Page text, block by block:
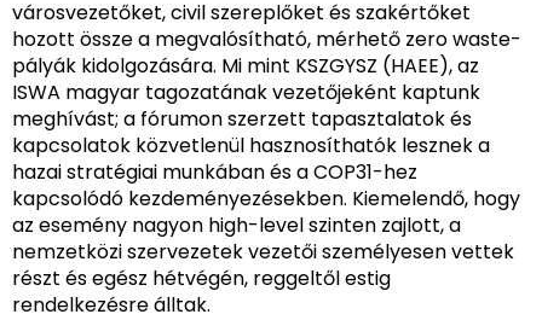
városvezetőket, civil szereplőket és szakértőket
hozott össze a megvalósítható, mérhető zero waste-
pályák kidolgozására. Mi mint KSZGYSZ (HAEE), az
ISWA magyar tagozatának vezetőjeként kaptunk
meghívást; a fórumon szerzett tapasztalatok és
kapcsolatok közvetlenül hasznosíthatók lesznek a
hazai stratégiai munkában és a COP31-hez
kapcsolódó kezdeményezésekben. Kiemelendő, hogy
az esemény nagyon high-level szinten zajlott, a
nemzetközi szervezetek vezetői személyesen vettek
részt és egész hétvégén, reggeltől estig
rendelkezésre álltak.